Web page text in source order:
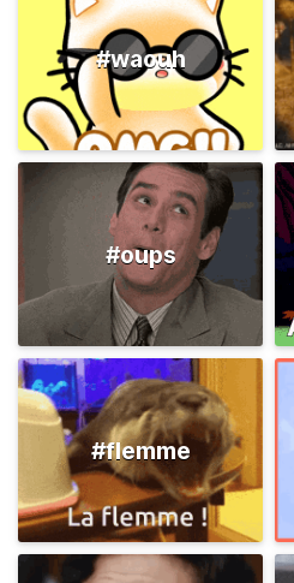
#waouh
#oups
#flemme